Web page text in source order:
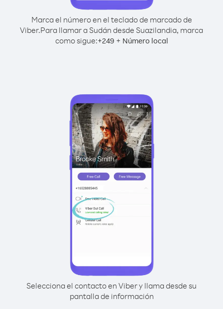
Marca el número en el teclado de marcado de
Viber.Para llamar a Sudán desde Suazilandia, marca
como sigue:+249 + Número local
Selecciona el contacto en Viber y llama desde su
pantalla de información